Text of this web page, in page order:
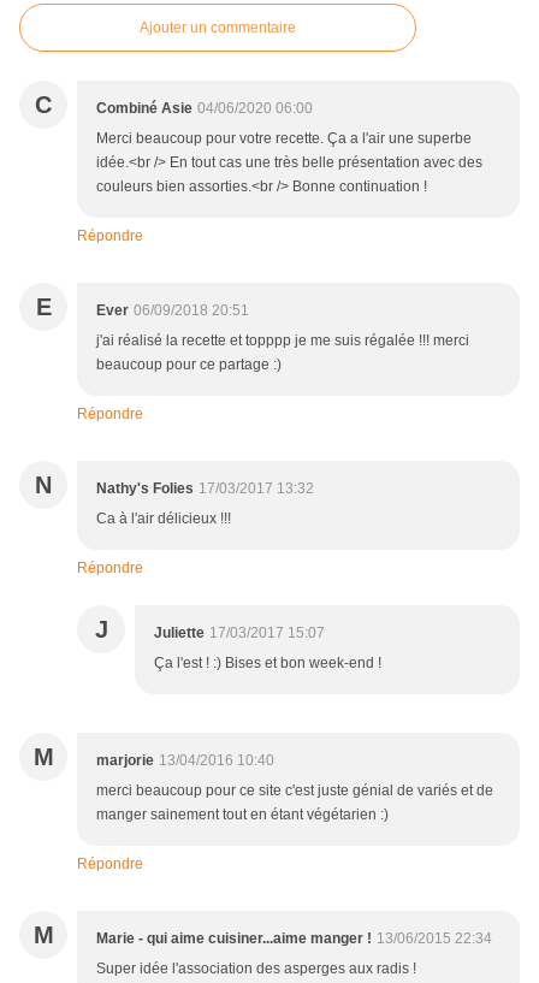
Ajouter un commentaire
C Combiné Asie 04/06/2020 06:00
Merci beaucoup pour votre recette. Ça a l'air une superbe
idée.<br /> En tout cas une très belle présentation avec des
couleurs bien assorties.<br /> Bonne continuation !
Répondre
E Ever 06/09/2018 20:51
j'ai réalisé la recette et topppp je me suis régalée !!! merci
beaucoup pour ce partage :)
Répondre
N Nathy's Folies 17/03/2017 13:32
Ca à l'air délicieux !!!
Répondre
J Juliette 17/03/2017 15:07
Ça l'est ! :) Bises et bon week-end !
M marjorie 13/04/2016 10:40
merci beaucoup pour ce site c'est juste génial de variés et de
manger sainement tout en étant végétarien :)
Répondre
M Marie - qui aime cuisiner...aime manger ! 13/06/2015 22:34
Super idée l'association des asperges aux radis !